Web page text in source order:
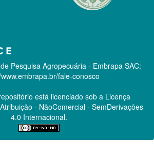
Pesquisa Agropecuária - Embrapa SAC:
fale-conosco
está licenciado sob a Licença
- NãoComercial - SemDerivações
4.0 Internacional.